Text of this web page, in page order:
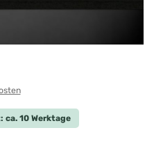
10 Werktage